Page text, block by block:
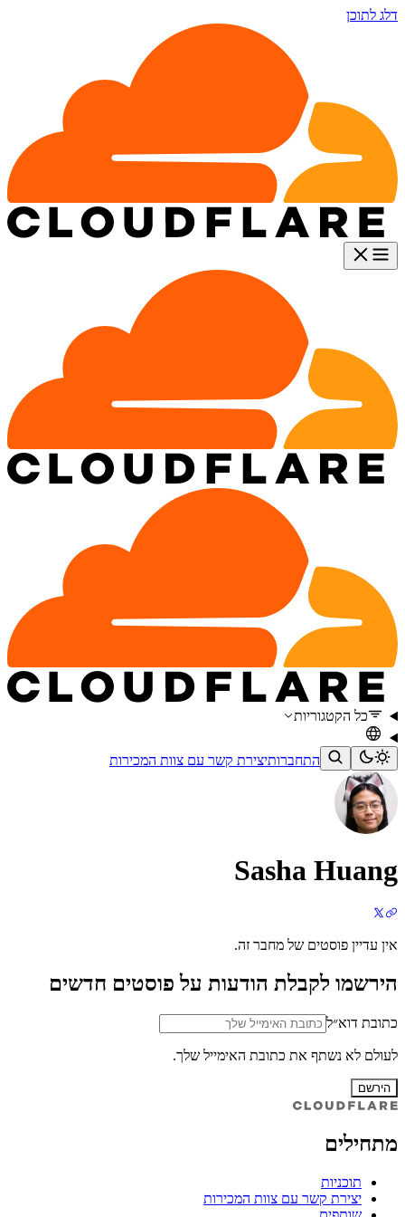
דלג לתוכן
כל הקטגוריות
התחברותיצירת קשר עם צוות המכירות
Sasha Huang
אין עדיין פוסטים של מחבר זה.
הירשמו לקבלת הודעות על פוסטים חדשים
כתובת דוא״ל
לעולם לא נשתף את כתובת האימייל שלך.
הירשם
מתחילים
תוכניות
יצירת קשר עם צוות המכירות